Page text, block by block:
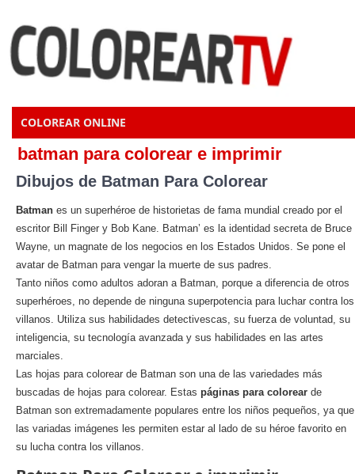
COLOREAR ONLINE
batman para colorear e imprimir
Dibujos de Batman Para Colorear
Batman es un superhéroe de historietas de fama mundial creado por el
escritor Bill Finger y Bob Kane. Batman’ es la identidad secreta de Bruce
Wayne, un magnate de los negocios en los Estados Unidos. Se pone el
avatar de Batman para vengar la muerte de sus padres.
Tanto niños como adultos adoran a Batman, porque a diferencia de otros
superhéroes, no depende de ninguna superpotencia para luchar contra los
villanos. Utiliza sus habilidades detectivescas, su fuerza de voluntad, su
inteligencia, su tecnología avanzada y sus habilidades en las artes
marciales.
Las hojas para colorear de Batman son una de las variedades más
buscadas de hojas para colorear. Estas páginas para colorear de
Batman son extremadamente populares entre los niños pequeños, ya que
las variadas imágenes les permiten estar al lado de su héroe favorito en
su lucha contra los villanos.